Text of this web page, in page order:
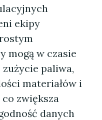
ekipy
mogą w czasie
paliwa,
materiałów i
zwiększa
danych